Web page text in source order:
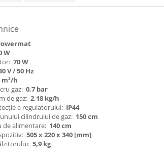
W
70 W
V / 50 Hz
m³/h
gaz: 0,7 bar
de gaz: 2,18 kg/h
a regulatorului: IP44
cilindrului de gaz: 150 cm
de alimentare: 140 cm
505 x 220 x 340 [mm]
5,9 kg